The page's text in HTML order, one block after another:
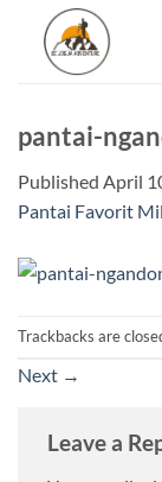
content
pantai-
Published April
Pantai Favorit
Trackbacks are
Next →
Leave a